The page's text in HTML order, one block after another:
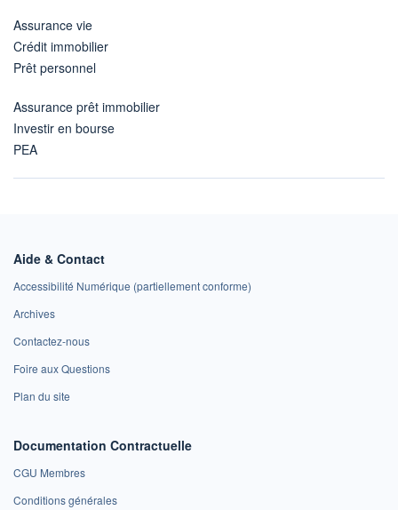
Assurance vie
Crédit immobilier
Prêt personnel
Assurance prêt immobilier
Investir en bourse
PEA
Aide & Contact
Accessibilité Numérique (partiellement conforme)
Archives
Contactez-nous
Foire aux Questions
Plan du site
Documentation Contractuelle
CGU Membres
Conditions générales